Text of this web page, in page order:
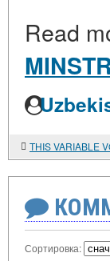
Read
THIS VARIABLE
Сортировка: